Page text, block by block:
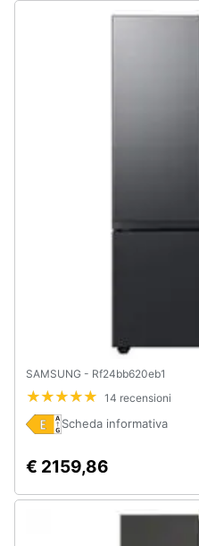
SAMSUNG - Rf24bb620eb1
14 recensioni
Scheda informativa
€ 2159,86